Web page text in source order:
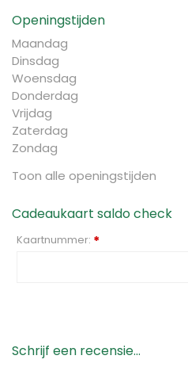
Openingstijden
Maandag
Dinsdag
Woensdag
Donderdag
Vrijdag
Zaterdag
Zondag
Toon alle openingstijden
Cadeaukaart saldo check
Kaartnummer: *
Schrijf een recensie...